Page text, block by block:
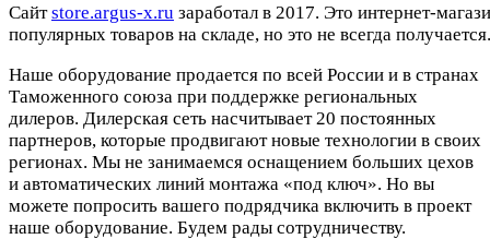
Cайтstore.argus-x.ru заработал в 2017. Это интернет-
популярных товаров на складе, но это не всегда
Наше оборудование продается по всей России и в странах
Таможенного союза при поддержке региональных
дилеров. Дилерская сеть насчитывает 20 постоянных
партнеров, которые продвигают новые технологии в своих
регионах. Мы не занимаемся оснащением больших цехов
и автоматических линий монтажа «под ключ». Но вы
можете попросить вашего подрядчика включить в проект
наше оборудование. Будем рады сотрудничеству.